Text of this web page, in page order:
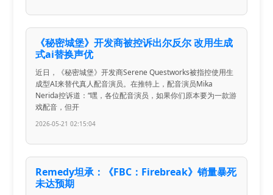
《秘密城堡》开发商被控诉出尔反尔 改用生成
式ai替换声优
近日，《秘密城堡》开发商Serene Questworks被指控使用生
成型AI来替代真人配音演员。在推特上，配音演员Mika
Nerida控诉道：“嘿，各位配音演员，如果你们原本要为一款游
戏配音，但开
2026-05-21 02:15:04
Remedy坦承：《FBC：Firebreak》销量暴死
未达预期